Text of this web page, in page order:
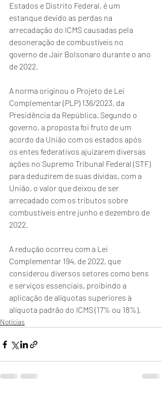
Estados e Distrito Federal, é um
estanque devido as perdas na
arrecadação do ICMS causadas pela
desoneração de combustíveis no
governo de Jair Bolsonaro durante o ano
de 2022.
A norma originou o Projeto de Lei
Complementar (PLP) 136/2023, da
Presidência da República. Segundo o
governo, a proposta foi fruto de um
acordo da União com os estados após
os entes federativos ajuizarem diversas
ações no Supremo Tribunal Federal (STF)
para deduzirem de suas dívidas, com a
União, o valor que deixou de ser
arrecadado com os tributos sobre
combustíveis entre junho e dezembro de
2022.
A redução ocorreu com a Lei
Complementar 194, de 2022, que
considerou diversos setores como bens
e serviços essenciais, proibindo a
aplicação de alíquotas superiores à
alíquota padrão do ICMS (17% ou 18%).
Notícias